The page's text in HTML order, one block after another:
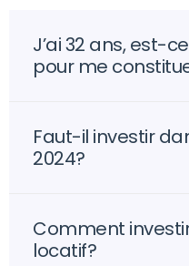
J’ai 32 ans, est-
pour me
Faut-il investir
2024?
Comment
locatif?